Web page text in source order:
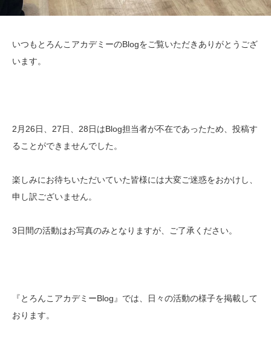
いつもとろんこアカデミーのBlogをご覧いただきありがとうござ
います。
2月26日、27日、28日はBlog担当者が不在であったため、投稿す
ることができませんでした。
楽しみにお待ちいただいていた皆様には大変ご迷惑をおかけし、
申し訳ございません。
3日間の活動はお写真のみとなりますが、ご了承ください。
『とろんこアカデミーBlog』では、日々の活動の様子を掲載して
おります。